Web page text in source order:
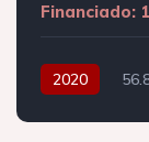
Financiado:
2020